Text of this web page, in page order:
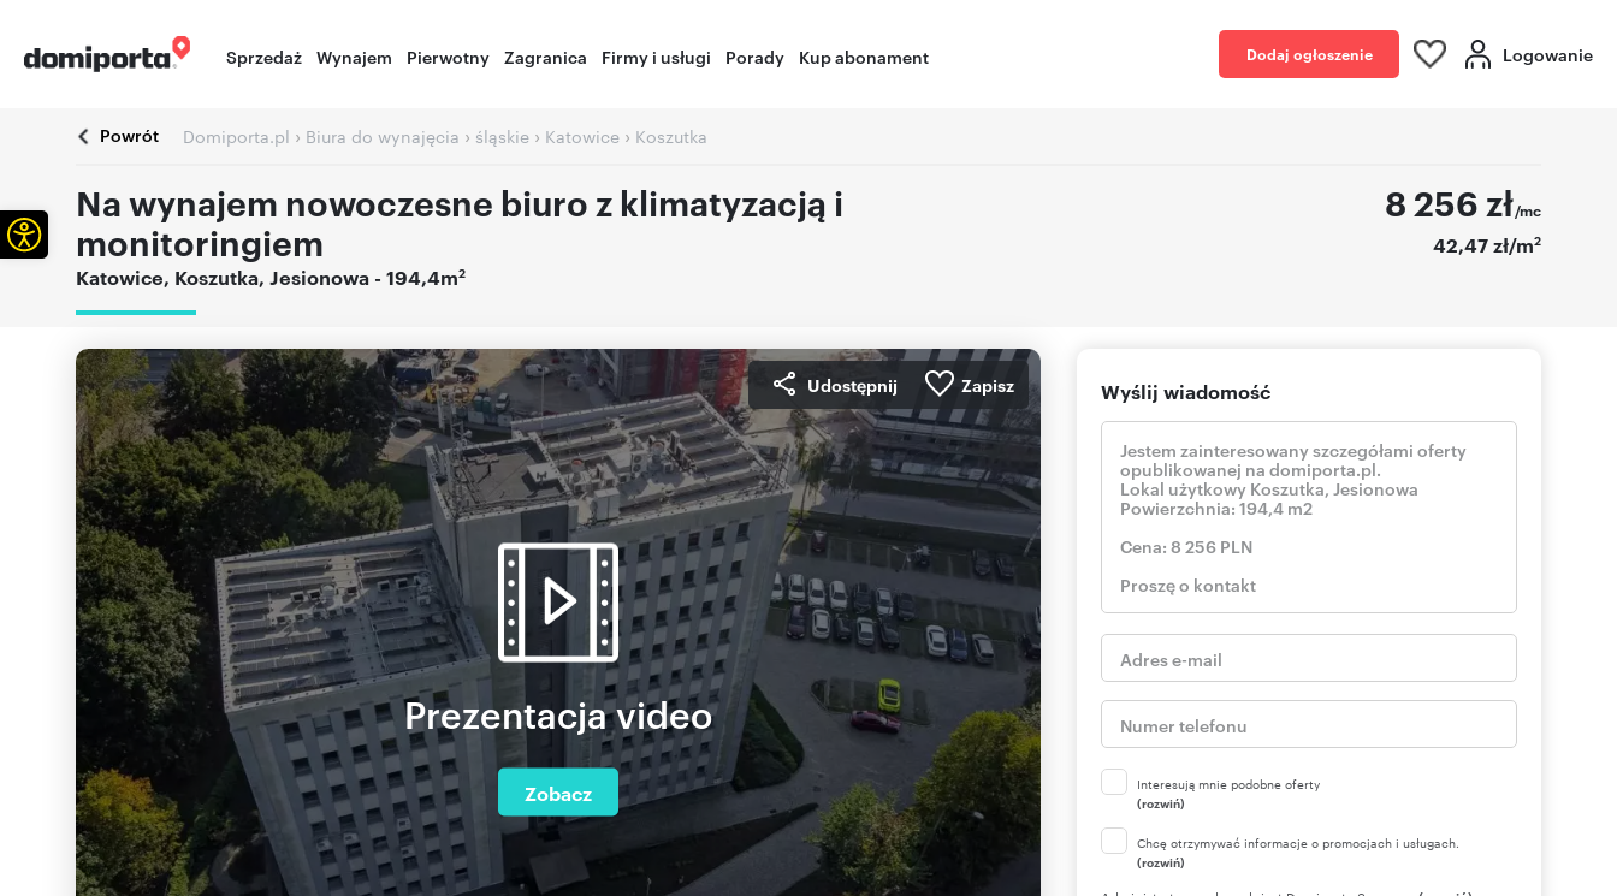
Sprzedaż Wynajem Pierwotny Zagranica Firmy i usługi Porady Kup abonament Dodaj ogłoszenie Logowanie
Powrót Domiporta.pl › Biura do wynajęcia › śląskie › Katowice › Koszutka
Na wynajem nowoczesne biuro z klimatyzacją i
monitoringiem
Katowice, Koszutka, Jesionowa - 194,4m2
8 256 zł/mc
42,47 zł/m2
Udostępnij Zapisz
Prezentacja video
Zobacz
Wyślij wiadomość
Interesują mnie podobne oferty
(rozwiń)
Chcę otrzymywać informacje o promocjach i usługach.
(rozwiń)
Otwórz pasek narzędzi